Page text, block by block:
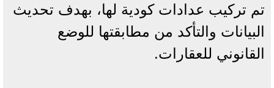
تم تركيب عدادات كودية لها، بهدف تحديث
البيانات والتأكد من مطابقتها للوضع
القانوني للعقارات.